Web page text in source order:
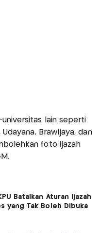
universitas lain seperti
Udayana, Brawijaya, dan
foto ijazah
Batalkan Aturan Ijazah
yang Tak Boleh Dibuka